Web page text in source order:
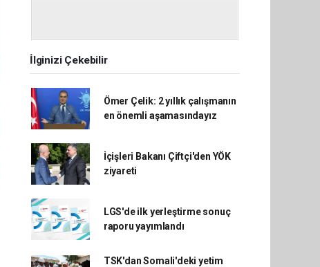
İlginizi Çekebilir
Ömer Çelik: 2 yıllık çalışmanın
en önemli aşamasındayız
İçişleri Bakanı Çiftçi'den YÖK
ziyareti
LGS'de ilk yerleştirme sonuç
raporu yayımlandı
TSK'dan Somali'deki yetim